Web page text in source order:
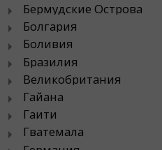
Бермудские Острова
Болгария
Боливия
Бразилия
Великобритания
Гайана
Гаити
Гватемала